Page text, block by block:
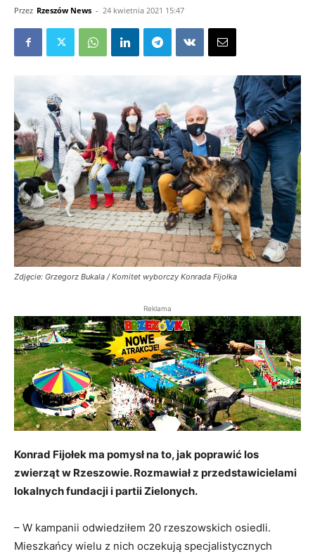
Przez Rzeszów News - 24 kwietnia 2021 15:47
Zdjęcie: Grzegorz Bukala / Komitet wyborczy Konrada Fijołka
Reklama
Konrad Fijołek ma pomysł na to, jak poprawić los
zwierząt w Rzeszowie. Rozmawiał z przedstawicielami
lokalnych fundacji i partii Zielonych.
– W kampanii odwiedziłem 20 rzeszowskich osiedli.
Mieszkańcy wielu z nich oczekują specjalistycznych